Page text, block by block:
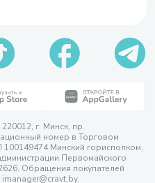
г. Минск, пр.
номер в Торговом
Минский горисполком,
Первомайского
Обращения покупателей